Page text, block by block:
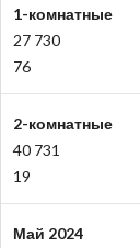
1-комнатные
27 730
76
2-комнатные
40 731
19
Май 2024